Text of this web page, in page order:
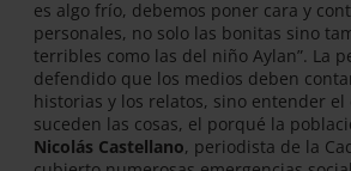
es algo frío, debemos poner cara y
personales, no solo las bonitas sino
terribles como las del niño Aylan”. La
defendido que los medios deben
historias y los relatos, sino entender el
suceden las cosas, el porqué la
Nicolás Castellano, periodista de la